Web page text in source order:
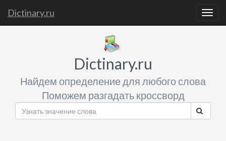
Dictinary.ru
Dictinary.ru
Найдем определение для любого слова
Поможем разгадать кроссворд